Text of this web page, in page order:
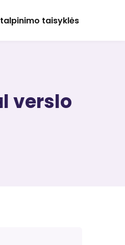
taisyklės
verslo